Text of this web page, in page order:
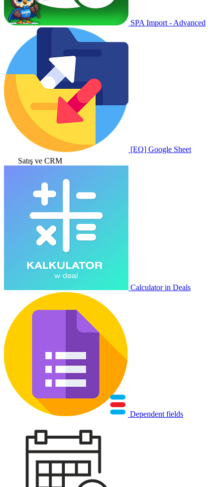
SPA Import - Advanced
[EQ] Google Sheet
Satış ve CRM
Calculator in Deals
Dependent fields